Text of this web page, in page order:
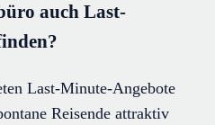
auch Last-
Last-Minute-Angebote
Reisende attraktiv